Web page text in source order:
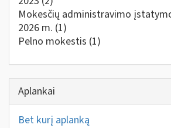
Mokesčių administravimo
2026 m. (1)
Pelno mokestis (1)
Aplankai
Bet kurį aplanką